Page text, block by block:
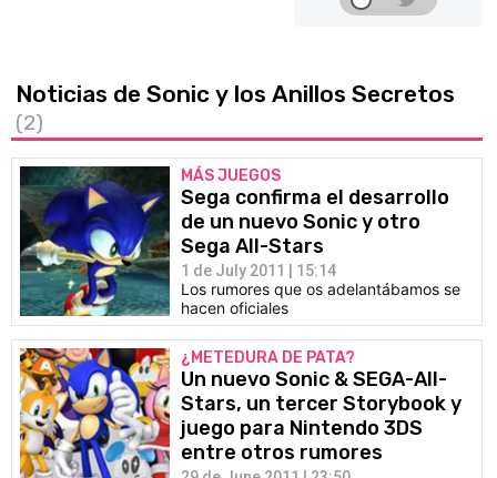
Noticias de Sonic y los Anillos Secretos
(2)
MÁS JUEGOS
Sega confirma el desarrollo
de un nuevo Sonic y otro
Sega All-Stars
1 de July 2011 | 15:14
Los rumores que os adelantábamos se
hacen oficiales
¿METEDURA DE PATA?
Un nuevo Sonic & SEGA-All-
Stars, un tercer Storybook y
juego para Nintendo 3DS
entre otros rumores